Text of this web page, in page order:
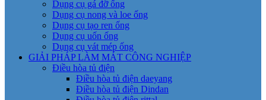
Dụng cụ gá đỡ ống
Dụng cụ nong và loe ống
Dụng cụ tạo ren ống
Dụng cụ uốn ống
Dụng cụ vát mép ống
GIẢI PHÁP LÀM MÁT CÔNG NGHIỆP
Điều hòa tủ điện
Điều hòa tủ điện daeyang
Điều hòa tủ điện Dindan